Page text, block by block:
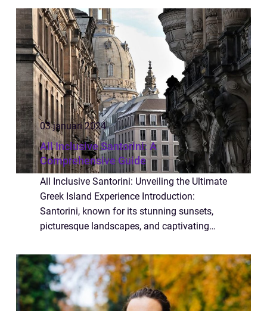
populär semesterdestination som erbjuder
en mångfal...
03 januari 2024
All Inclusive Santorini: A
Comprehensive Guide
All Inclusive Santorini: Unveiling the Ultimate
Greek Island Experience Introduction:
Santorini, known for its stunning sunsets,
picturesque landscapes, and captivating
for travelers seeking a luxurious and h...